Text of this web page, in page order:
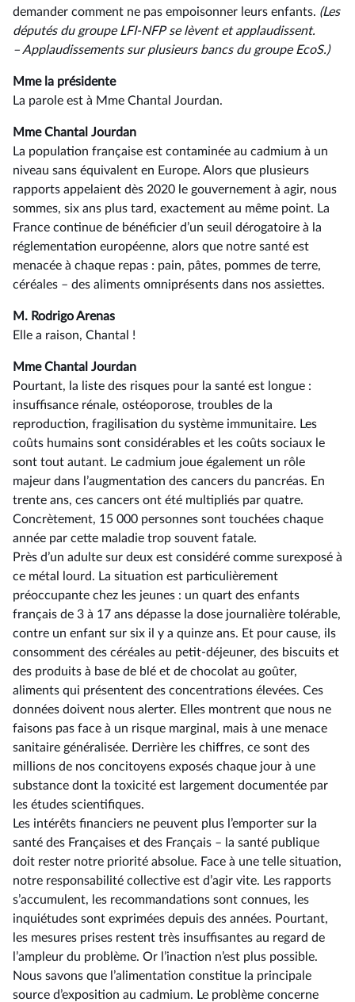
demander comment ne pas empoisonner leurs enfants. (Les
députés du groupe LFI-NFPselèventetapplaudissent.
–⁠ Applaudissementssur plusieurs bancs du groupe EcoS.)
Mme la présidente
La parole est à Mme Chantal Jourdan.
Mme Chantal Jourdan
La population française est contaminée au cadmium à un
niveau sans équivalent en Europe. Alors que plusieurs
rapports appelaient dès 2020 le gouvernement à agir, nous
sommes, six ans plus tard, exactement au même point. La
France continue de bénéficier d’un seuil dérogatoire à la
réglementation européenne, alors que notre santé est
menacée à chaque repas : pain, pâtes, pommes de terre,
céréales –⁠ des aliments omniprésents dans nos assiettes.
M. Rodrigo Arenas
Elle a raison, Chantal !
Mme Chantal Jourdan
Pourtant, la liste des risques pour la santé est longue :
insuffisance rénale, ostéoporose, troubles de la
reproduction, fragilisation du système immunitaire. Les
coûts humains sont considérables et les coûts sociaux le
sont tout autant. Le cadmium joue également un rôle
majeur dans l’augmentation des cancers du pancréas. En
trente ans, ces cancers ont été multipliés par quatre.
Concrètement, 15 000 personnes sont touchées chaque
année par cette maladie trop souvent fatale.
Près d’un adulte sur deux est considéré comme surexposé à
ce métal lourd. La situation est particulièrement
préoccupante chez les jeunes : un quart des enfants
français de 3 à 17 ans dépasse la dose journalière tolérable,
contre un enfant sur six il y a quinze ans. Et pour cause, ils
consomment des céréales au petit-déjeuner, des biscuits et
des produits à base de blé et de chocolat au goûter,
aliments qui présentent des concentrations élevées. Ces
données doivent nous alerter. Elles montrent que nous ne
faisons pas face à un risque marginal, mais à une menace
sanitaire généralisée. Derrière les chiffres, ce sont des
millions de nos concitoyens exposés chaque jour à une
substance dont la toxicité est largement documentée par
les études scientifiques.
Les intérêts financiers ne peuvent plus l’emporter sur la
santé des Françaises et des Français –⁠ la santé publique
doit rester notre priorité absolue. Face à une telle situation,
notre responsabilité collective est d’agir vite. Les rapports
s’accumulent, les recommandations sont connues, les
inquiétudes sont exprimées depuis des années. Pourtant,
les mesures prises restent très insuffisantes au regard de
l’ampleur du problème. Or l’inaction n’est plus possible.
Nous savons que l’alimentation constitue la principale
source d’exposition au cadmium. Le problème concerne